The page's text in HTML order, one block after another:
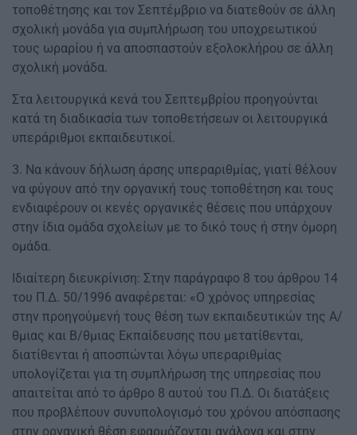
τοποθέτησης και τον Σεπτέμβριο να διατεθούν σε άλλη
σχολική μονάδα για συμπλήρωση του υποχρεωτικού
τους ωραρίου ή να αποσπαστούν εξολοκλήρου σε άλλη
σχολική μονάδα.
Στα λειτουργικά κενά του Σεπτεμβρίου προηγούνται
κατά τη διαδικασία των τοποθετήσεων οι λειτουργικά
υπεράριθμοι εκπαιδευτικοί.
3. Να κάνουν δήλωση άρσης υπεραριθμίας, γιατί θέλουν
να φύγουν από την οργανική τους τοποθέτηση και τους
ενδιαφέρουν οι κενές οργανικές θέσεις που υπάρχουν
στην ίδια ομάδα σχολείων με το δικό τους ή στην όμορη
ομάδα.
Ιδιαίτερη διευκρίνιση: Στην παράγραφο 8 του άρθρου 14
του Π.Δ. 50/1996 αναφέρεται: «Ο χρόνος υπηρεσίας
στην προηγούμενή τους θέση των εκπαιδευτικών της Α/
θμιας και Β/θμιας Εκπαίδευσης που μετατίθενται,
διατίθενται ή αποσπώνται λόγω υπεραριθμίας
υπολογίζεται για τη συμπλήρωση της υπηρεσίας που
απαιτείται από το άρθρο 8 αυτού του Π.Δ. Οι διατάξεις
που προβλέπουν συνυπολογισμό του χρόνου απόσπασης
στην οργανική θέση εφαρμόζονται ανάλογα και στην